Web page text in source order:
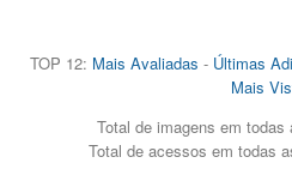
TOP 12: Mais Avaliadas - Últimas
Mais
Total de imagens em
Total de acessos em todas